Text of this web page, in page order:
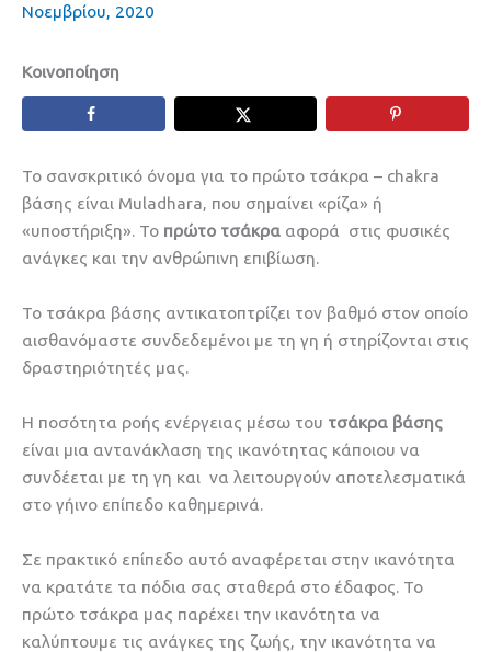
Νοεμβρίου, 2020
Κοινοποίηση
Το σανσκριτικό όνομα για το πρώτο τσάκρα – chakra
βάσης είναι Muladhara, που σημαίνει «ρίζα» ή
«υποστήριξη». Το πρώτο τσάκρα αφορά στις φυσικές
ανάγκες και την ανθρώπινη επιβίωση.
Το τσάκρα βάσης αντικατοπτρίζει τον βαθμό στον οποίο
αισθανόμαστε συνδεδεμένοι με τη γη ή στηρίζονται στις
δραστηριότητές μας.
Η ποσότητα ροής ενέργειας μέσω του τσάκρα βάσης
είναι μια αντανάκλαση της ικανότητας κάποιου να
συνδέεται με τη γη και να λειτουργούν αποτελεσματικά
στο γήινο επίπεδο καθημερινά.
Σε πρακτικό επίπεδο αυτό αναφέρεται στην ικανότητα
να κρατάτε τα πόδια σας σταθερά στο έδαφος. Το
πρώτο τσάκρα μας παρέχει την ικανότητα να
καλύπτουμε τις ανάγκες της ζωής, την ικανότητα να